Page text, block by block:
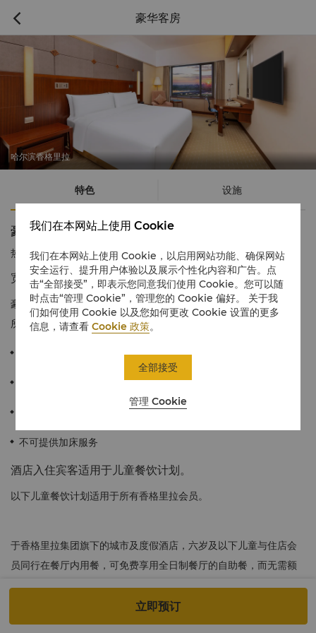
 豪华客房
哈尔滨香格里拉
特色 设施
豪华客房
热线电话 1 866 565 5050
宽敞惬意 饱览壮观江景
豪华客房装饰精致，宽敞舒适，是哈尔滨市中心的现代豪华居停之
所。
≈29平方米/312平方英尺
不可提供加床服务
酒店入住宾客适用于儿童餐饮计划。
以下儿童餐饮计划适用于所有香格里拉会员。
于香格里拉集团旗下的城市及度假酒店，六岁及以下儿童与住店会
员同行在餐厅内用餐，可免费享用全日制餐厅的自助餐，而无需额
外付费。该优惠仅适用于住店会员，且每间客房至多两名儿童。超
过两名以上的6岁及以下儿童，以及所有6岁以上至12岁以下的儿
童，均可享受自助餐成人半价优惠。
立即预订
我们在本网站上使用 Cookie
我们在本网站上使用 Cookie，以启用网站功能、确保网站
安全运行、提升用户体验以及展示个性化内容和广告。点
击“全部接受”，即表示您同意我们使用 Cookie。您可以随
时点击“管理 Cookie”，管理您的 Cookie 偏好。 关于我
们如何使用 Cookie 以及您如何更改 Cookie 设置的更多
信息，请查看Cookie 政策。
管理 Cookie
全部接受